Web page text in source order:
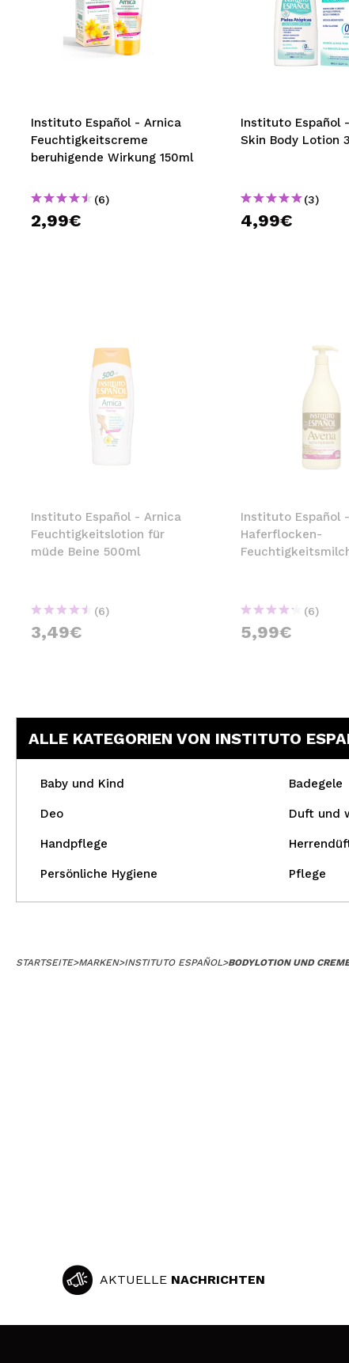
Instituto Español - Arnica
Feuchtigkeitscreme
beruhigende Wirkung 150ml
(6)
2,99€
Instituto Español
Skin Body Lotion
(3)
4,99€
Instituto Español - Arnica
Feuchtigkeitslotion für
müde Beine 500ml
(6)
3,49€
Instituto Español -
Haferflocken-
(6)
5,99€
ALLE KATEGORIEN VON INSTITUTO
Baby und Kind Badegele
Deo Duft und
Handpflege
Persönliche Hygiene Pflege
STARTSEITE>MARKEN>INSTITUTO ESPAÑOL>BODYLOTION UND
AKTUELLE NACHRICHTEN